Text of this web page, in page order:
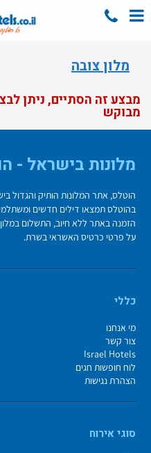
מלון צובה
מבצע זה הסתיים, ניתן
מבוקש
מלונות בישראל -
הוטלס, אתר המלונות הותיק והגדול
בהוטלס תמצאו דילים חדשים
על פרטי כרטיס האשראי בשרת.
כללי
מי אנחנו
צור קשר
Israel Hotels
לוח חופשות חגים
הצהרת נגישות
סוגי אירוח